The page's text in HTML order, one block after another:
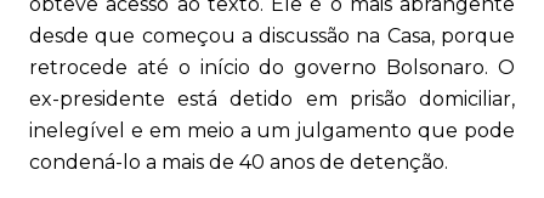
obteve acesso ao texto. Ele é o mais abrangente
desde que começou a discussão na Casa, porque
retrocede até o início do governo Bolsonaro. O
ex-presidente está detido em prisão domiciliar,
inelegível e em meio a um julgamento que pode
condená-lo a mais de 40 anos de detenção.